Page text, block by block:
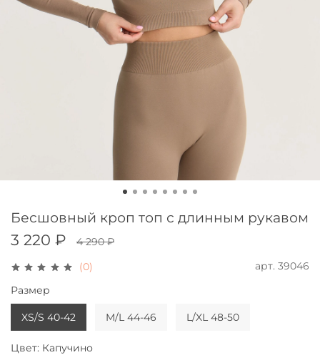
(0) арт. 39046
Бесшовный кроп топ с длинным рукавом
3 220 ₽ 4 290 ₽
Размер
XS/S 40-42 M/L 44-46 L/XL 48-50
Цвет: Капучино